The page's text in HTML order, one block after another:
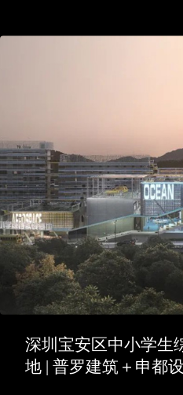
深圳宝安区中小学生
地 | 普罗建筑＋申都